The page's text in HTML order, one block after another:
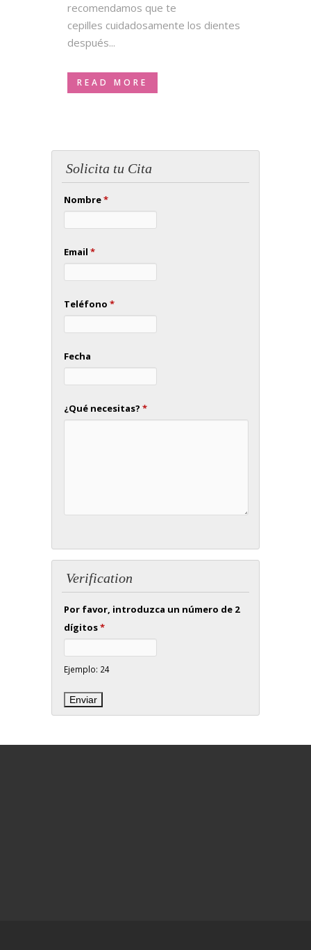
recomendamos que te
cepilles cuidadosamente los dientes
después...
READ MORE
Solicita tu Cita
Nombre*
Email *
Teléfono *
Fecha
¿Qué necesitas? *
Verification
Por favor, introduzca un número de 2
dígitos*
Ejemplo: 24